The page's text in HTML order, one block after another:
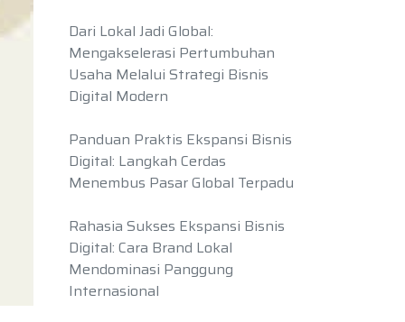
Dari Lokal Jadi Global:
Mengakselerasi Pertumbuhan
Usaha Melalui Strategi Bisnis
Digital Modern
Panduan Praktis Ekspansi Bisnis
Digital: Langkah Cerdas
Menembus Pasar Global Terpadu
Rahasia Sukses Ekspansi Bisnis
Digital: Cara Brand Lokal
Mendominasi Panggung
Internasional